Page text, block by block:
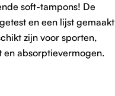
soft-tampons! De
en een lijst gemaakt
zijn voor sporten,
en absorptievermogen.